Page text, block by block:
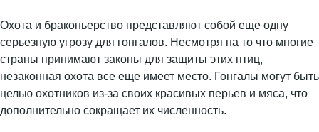
Охота и браконьерство представляют собой еще одну
серьезную угрозу для гонгалов. Несмотря на то что многие
страны принимают законы для защиты этих птиц,
незаконная охота все еще имеет место. Гонгалы могут быть
целью охотников из-за своих красивых перьев и мяса, что
дополнительно сокращает их численность.